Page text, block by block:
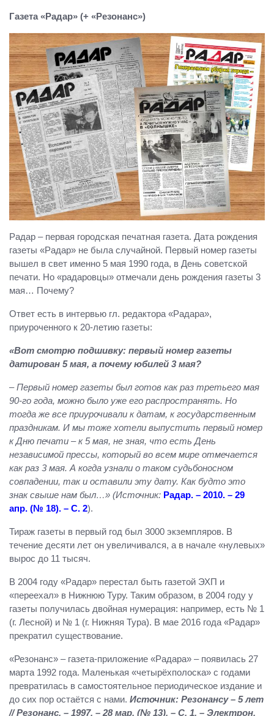
Газета «Радар» (+ «Резонанс»)
Радар – первая городская печатная газета. Дата рождения
газеты «Радар» не была случайной. Первый номер газеты
вышел в свет именно 5 мая 1990 года, в День советской
печати. Но «радаровцы» отмечали день рождения газеты 3
мая… Почему?
Ответ есть в интервью гл. редактора «Радара»,
приуроченного к 20-летию газеты:
«Вот смотрю подшивку: первый номер газеты
датирован 5 мая, а почему юбилей 3 мая?
– Первый номер газеты был готов как раз третьего мая
90-го года, можно было уже его распространять. Но
тогда же все приурочивали к датам, к государственным
праздникам. И мы тоже хотели выпустить первый номер
к Дню печати – к 5 мая, не зная, что есть День
независимой прессы, который во всем мире отмечается
как раз 3 мая. А когда узнали о таком судьбоносном
совпадении, так и оставили эту дату. Как будто это
знак свыше нам был…» (Источник: Радар. – 2010. – 29
апр. (№ 18). – С. 2).
Тираж газеты в первый год был 3000 экземпляров. В
течение десяти лет он увеличивался, а в начале «нулевых»
вырос до 11 тысяч.
В 2004 году «Радар» перестал быть газетой ЭХП и
«переехал» в Нижнюю Туру. Таким образом, в 2004 году у
газеты получилась двойная нумерация: например, есть № 1
(г. Лесной) и № 1 (г. Нижняя Тура). В мае 2016 года «Радар»
прекратил существование.
«Резонанс» – газета-приложение «Радара» – появилась 27
марта 1992 года. Маленькая «четырёхполоска» с годами
превратилась в самостоятельное периодическое издание и
до сих пор остаётся с нами. Источник: Резонансу – 5 лет
// Резонанс. – 1997. – 28 мар. (№ 13). – С. 1. – Электрон.